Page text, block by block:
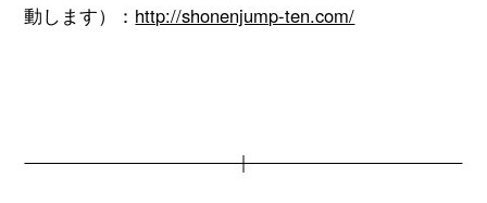
動します）： http://shonenjump-ten.com/